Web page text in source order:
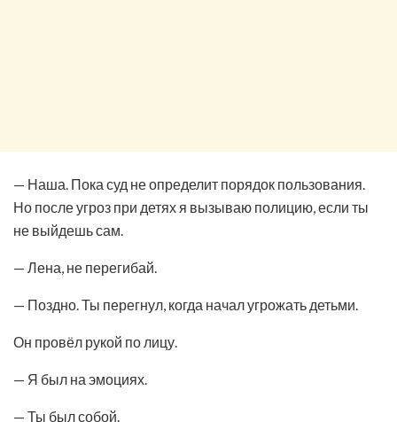
— Наша. Пока суд не определит порядок пользования.
Но после угроз при детях я вызываю полицию, если ты
не выйдешь сам.
— Лена, не перегибай.
— Поздно. Ты перегнул, когда начал угрожать детьми.
Он провёл рукой по лицу.
— Я был на эмоциях.
— Ты был собой.